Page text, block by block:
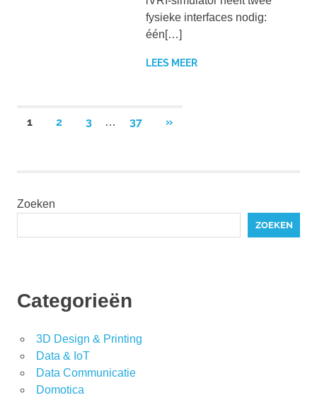
fysieke interfaces nodig:
één[…]
LEES MEER
Berichten
1 2 3 … 37
VOLGENDE
»
Zoeken
ZOEKEN
Categorieën
3D Design & Printing
Data & IoT
Data Communicatie
Domotica